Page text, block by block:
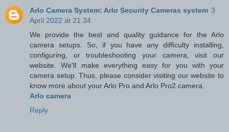
Arlo Camera System: Arlo Security Cameras system 3
April 2022 at 21:34
We provide the best and quality guidance for the Arlo
camera setups. So, if you have any difficulty installing,
configuring, or troubleshooting your camera, visit our
website. We'll make everything easy for you with your
camera setup. Thus, please consider visiting our website to
know more about your Arlo Pro and Arlo Pro2 camera.
Arlo camera
Reply